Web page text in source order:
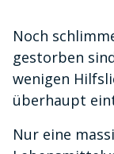
Noch
gestorben
wenigen
überhaupt
Nur eine